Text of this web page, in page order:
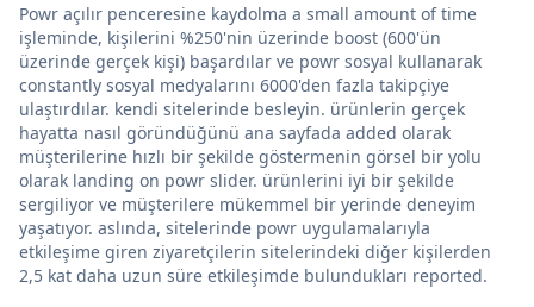
Powr açılır penceresine kaydolma a small amount of time
işleminde, kişilerini %250'nin üzerinde boost (600'ün
üzerinde gerçek kişi) başardılar ve powr sosyal kullanarak
constantly sosyal medyalarını 6000'den fazla takipçiye
ulaştırdılar. kendi sitelerinde besleyin. ürünlerin gerçek
hayatta nasıl göründüğünü ana sayfada added olarak
müşterilerine hızlı bir şekilde göstermenin görsel bir yolu
olarak landing on powr slider. ürünlerini iyi bir şekilde
sergiliyor ve müşterilere mükemmel bir yerinde deneyim
yaşatıyor. aslında, sitelerinde powr uygulamalarıyla
etkileşime giren ziyaretçilerin sitelerindeki diğer kişilerden
2,5 kat daha uzun süre etkileşimde bulundukları reported.